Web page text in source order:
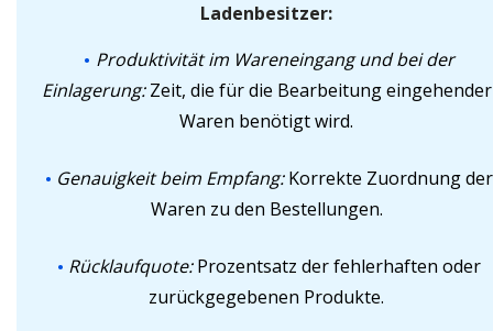
Ladenbesitzer:
Produktivität im Wareneingang und bei der
Einlagerung:Zeit, die für die Bearbeitung eingehender
Waren benötigt wird.
Genauigkeit beim Empfang:Korrekte Zuordnung der
Waren zu den Bestellungen.
Rücklaufquote:Prozentsatz der fehlerhaften oder
zurückgegebenen Produkte.